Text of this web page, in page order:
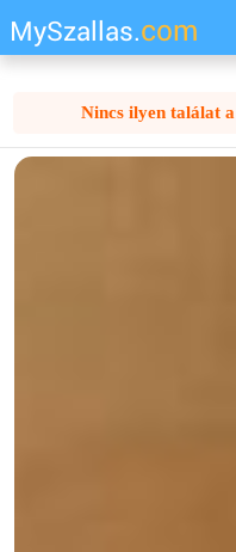
MySzallas.com
Nincs ilyen találat